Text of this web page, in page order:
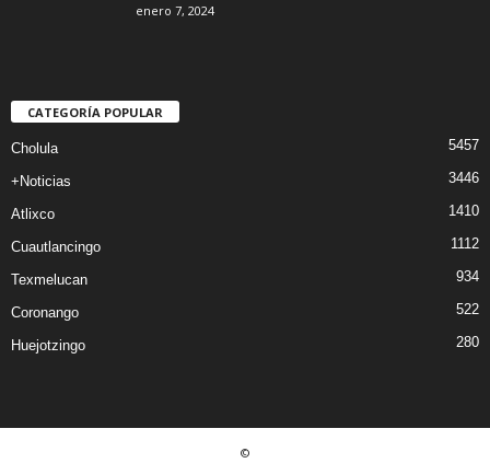
enero 7, 2024
CATEGORÍA POPULAR
Cholula 5457
+Noticias 3446
Atlixco 1410
Cuautlancingo 1112
Texmelucan 934
Coronango 522
Huejotzingo 280
©